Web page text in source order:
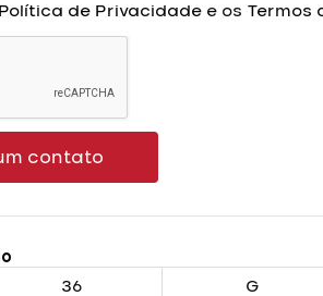
Política de Privacidade e os Termos
contato
36 G